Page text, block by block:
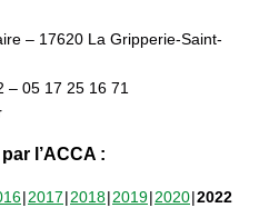
– 17620 La Gripperie-Saint-
– 05 17 25 16 71
l’ACCA :
2017 2018 2019 2020 2022